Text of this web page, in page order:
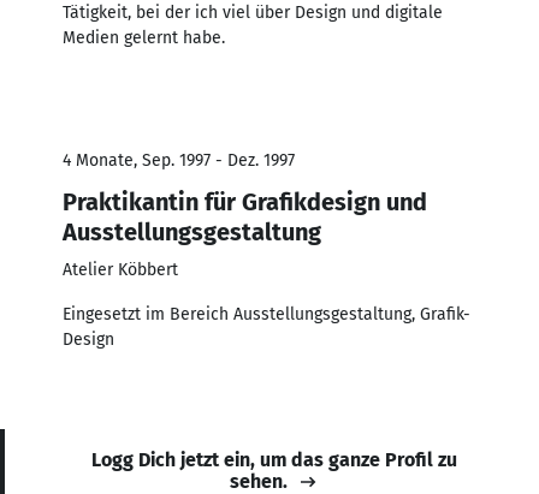
Tätigkeit, bei der ich viel über Design und digitale
Medien gelernt habe.
4 Monate, Sep. 1997 - Dez. 1997
Praktikantin für Grafikdesign und
Ausstellungsgestaltung
Atelier Köbbert
Eingesetzt im Bereich Ausstellungsgestaltung, Grafik-
Design
Logg Dich jetzt ein, um das ganze Profil zu
sehen.